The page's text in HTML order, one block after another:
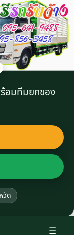
อมทีมยกของ
วัด
☰